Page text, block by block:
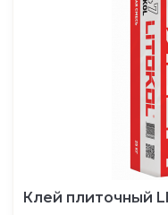
Клей плиточный